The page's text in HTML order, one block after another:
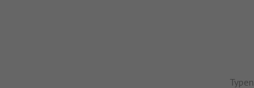
Typen